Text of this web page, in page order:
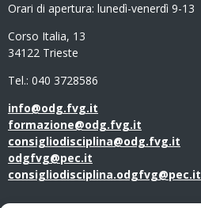
Orari di apertura: lunedì-venerdì 9-13
Corso Italia, 13
34122 Trieste
Tel.: 040 3728586
info@odg.fvg.it
formazione@odg.fvg.it
consigliodisciplina@odg.fvg.it
odgfvg@pec.it
consigliodisciplina.odgfvg@pec.it